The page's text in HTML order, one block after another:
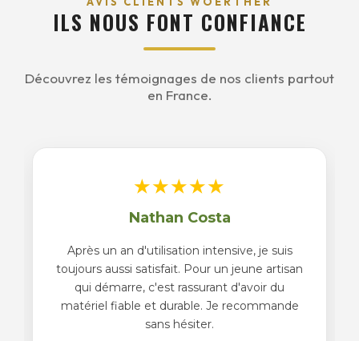
ILS NOUS FONT CONFIANCE
Découvrez les témoignages de nos clients partout
en France.